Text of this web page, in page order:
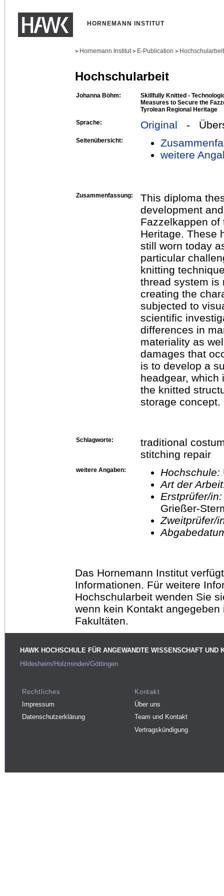
HORNEMANN INSTITUT
> Hornemann Institut > E-Publication >
Hochschularbeit
Johanna Böhm:
Skillfully Knitted -
Measures to Secure the
Tyrolean Regional Heritage
Sprache:
Original -
Seitenübersicht:
weitere
Zusammenfassung:
This diploma
development
Fazzelkappen of
Heritage. These
still worn today
particular
knitting
thread system is
creating the
subjected to
scientific
differences in
materiality as
damages that
is to develop a
headgear, which
the knitted
storage concept.
Schlagworte:
traditional
stitching repair
weitere Angaben: Hochschule:
Art der
Erstprüfer/
Grießer-
Das Hornemann Institut
Informationen. Für weitere
Hochschularbeit wenden Sie
wenn kein Kontakt
Fakultäten.
HAWK HOCHSCHULE FÜR ANGEWANDTE WISSENSCHAFT UND
Hildesheim/Holzminden/Göttingen
Rechtliches
Impressum
Datenschutzerklärung
Kontakt
Über uns
Team und Kontakt
Vertragskündigung